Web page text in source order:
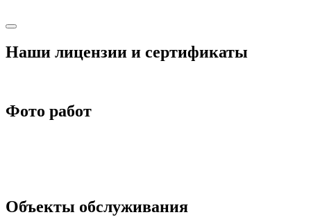
Наши лицензии и сертификаты
Фото работ
Объекты обслуживания